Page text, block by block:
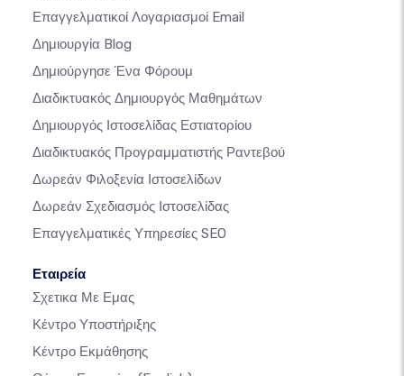
Επαγγελματικοί Λογαριασμοί Email
Δημιουργία Blog
Δημιούργησε Ένα Φόρουμ
Διαδικτυακός Δημιουργός Μαθημάτων
Δημιουργός Ιστοσελίδας Εστιατορίου
Διαδικτυακός Προγραμματιστής Ραντεβού
Δωρεάν Φιλοξενία Ιστοσελίδων
Δωρεάν Σχεδιασμός Ιστοσελίδας
Επαγγελματικές Υπηρεσίες SEO
Εταιρεία
Σχετικα Με Εμας
Κέντρο Υποστήριξης
Κέντρο Εκμάθησης